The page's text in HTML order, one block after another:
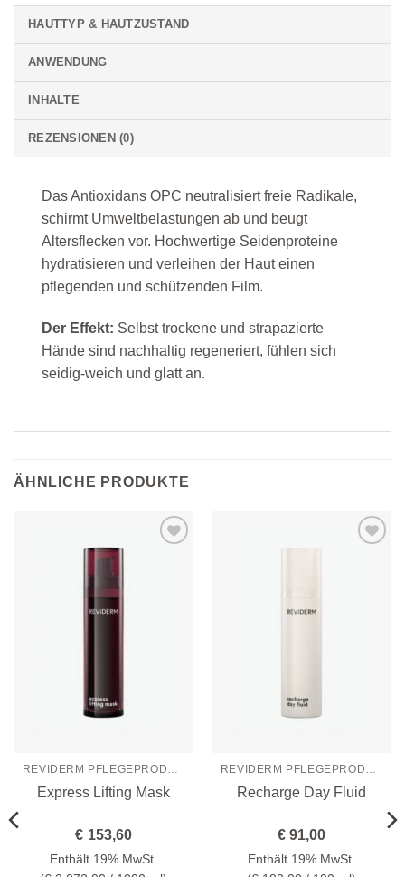
HAUTTYP & HAUTZUSTAND
ANWENDUNG
INHALTE
REZENSIONEN (0)
Das Antioxidans OPC neutralisiert freie Radikale,
schirmt Umweltbelastungen ab und beugt
Altersflecken vor. Hochwertige Seidenproteine
hydratisieren und verleihen der Haut einen
pflegenden und schützenden Film.
Der Effekt: Selbst trockene und strapazierte
Hände sind nachhaltig regeneriert, fühlen sich
seidig-weich und glatt an.
ÄHNLICHE PRODUKTE
Express Lifting Mask
€ 153,60
Enthält 19% MwSt.
Recharge Day Fluid
€ 91,00
Enthält 19% MwSt.